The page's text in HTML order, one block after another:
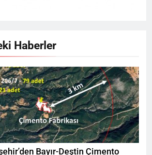
Haberler
Bayır-Deştin Çimento